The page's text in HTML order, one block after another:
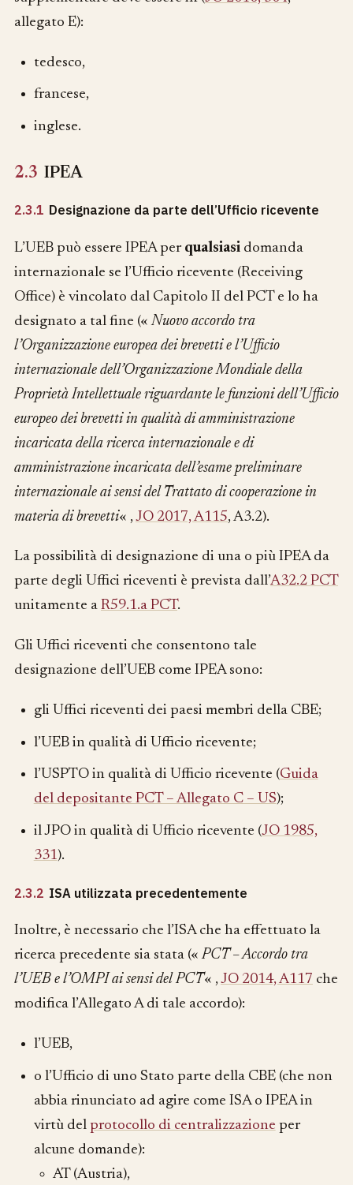
allegato E):
tedesco,
francese,
inglese.
2.3 IPEA
2.3.1 Designazione da parte dell’Ufficio ricevente
L’UEB può essere IPEA per qualsiasi domanda
internazionale se l’Ufficio ricevente (Receiving
Office) è vincolato dal Capitolo II del PCT e lo ha
designato a tal fine (« Nuovo accordo tra
l’Organizzazione europea dei brevetti e l’Ufficio
internazionale dell’Organizzazione Mondiale della
Proprietà Intellettuale riguardante le funzioni dell’Ufficio
europeo dei brevetti in qualità di amministrazione
incaricata della ricerca internazionale e di
amministrazione incaricata dell’esame preliminare
internazionale ai sensi del Trattato di cooperazione in
materia di brevetti« ,JO 2017, A115, A3.2).
La possibilità di designazione di una o più IPEA da
parte degli Uffici riceventi è prevista dall’A32.2 PCT
unitamente a R59.1.a PCT.
Gli Uffici riceventi che consentono tale
designazione dell’UEB come IPEA sono:
gli Uffici riceventi dei paesi membri della CBE;
l’UEB in qualità di Ufficio ricevente;
l’USPTO in qualità di Ufficio ricevente (Guida
del depositante PCT – Allegato C – US);
il JPO in qualità di Ufficio ricevente (JO 1985,
331).
2.3.2 ISA utilizzata precedentemente
Inoltre, è necessario che l’ISA che ha effettuato la
ricerca precedente sia stata («PCT – Accordo tra
l’UEB e l’OMPI ai sensi del PCT« ,JO 2014, A117 che
modifica l’Allegato A di tale accordo):
l’UEB,
o l’Ufficio di uno Stato parte della CBE (che non
abbia rinunciato ad agire come ISA o IPEA in
virtù del protocollo di centralizzazione per
alcune domande):
AT (Austria),